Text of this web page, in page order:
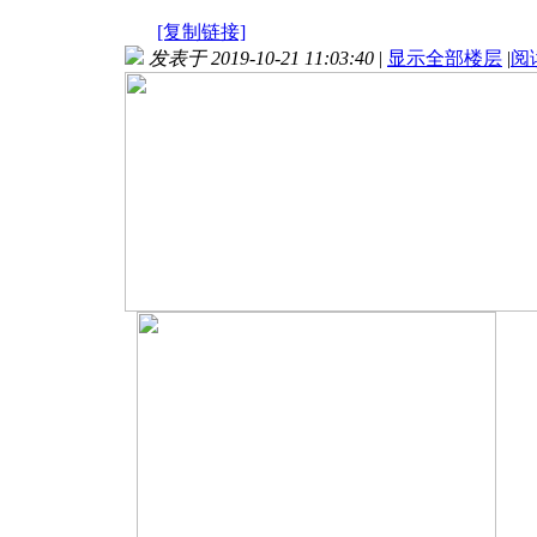
[复制链接]
发表于 2019-10-21 11:03:40 | 显示全部楼层 |阅